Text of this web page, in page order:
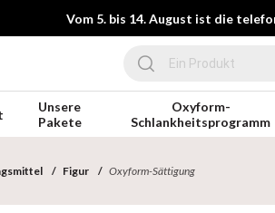
Vom 5. bis 14. August ist die
Unsere
Pakete
Oxyform-
Schlankheitsprogramm
Figur Oxyform-Sättigung